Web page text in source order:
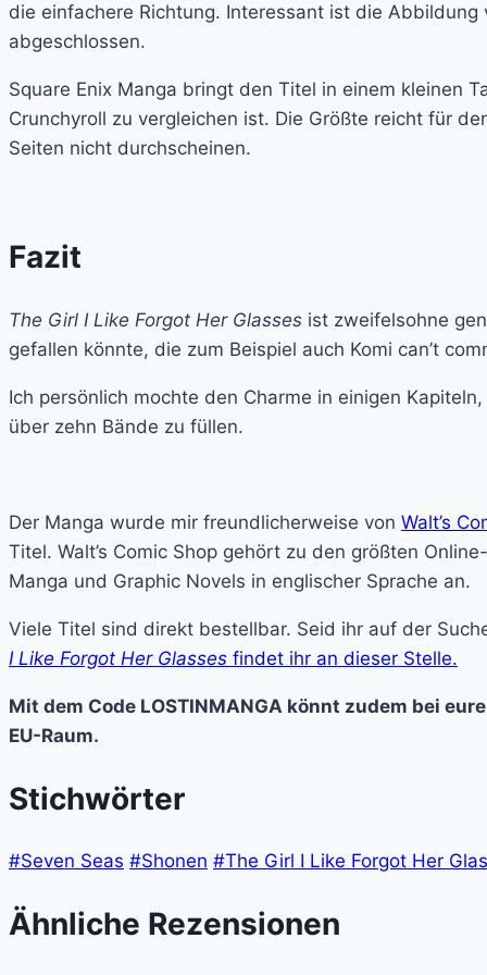
die einfachere Richtung. Interessant ist die
abgeschlossen.
Square Enix Manga bringt den Titel in einem kleinen
Crunchyroll zu vergleichen ist. Die Größte reicht für
Seiten nicht durchscheinen.
Fazit
The Girl I Like Forgot Her Glasses ist zweifelsohne
gefallen könnte, die zum Beispiel auch Komi can’t
Ich persönlich mochte den Charme in einigen
über zehn Bände zu füllen.
Der Manga wurde mir freundlicherweise von Walt’s
Titel. Walt’s Comic Shop gehört zu den größten
Manga und Graphic Novels in englischer Sprache an.
Viele Titel sind direkt bestellbar. Seid ihr auf der
I Like Forgot Her Glasses findet ihr an dieser Stelle.
Mit dem Code LOSTINMANGA könnt zudem bei
EU-Raum.
Stichwörter
#Seven Seas #Shonen #The Girl I Like Forgot Her
Ähnliche Rezensionen